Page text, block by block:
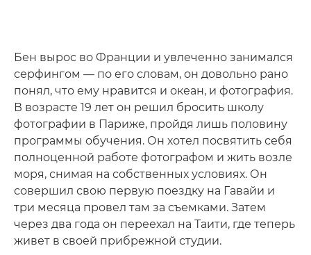
Бен вырос во Франции и увлеченно занимался
серфингом — по его словам, он довольно рано
понял, что ему нравится и океан, и фотография.
В возрасте 19 лет он решил бросить школу
фотографии в Париже, пройдя лишь половину
программы обучения. Он хотел посвятить себя
полноценной работе фотографом и жить возле
моря, снимая на собственных условиях. Он
совершил свою первую поездку на Гавайи и
три месяца провел там за съемками. Затем
через два года он переехал на Таити, где теперь
живет в своей прибрежной студии.